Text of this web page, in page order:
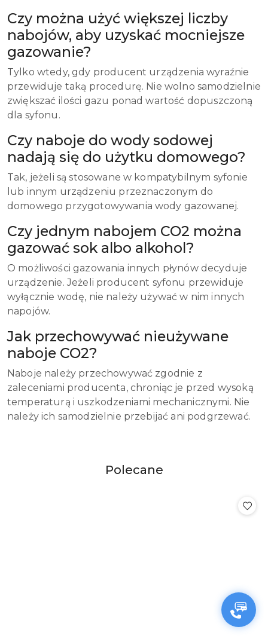
Czy można użyć większej liczby
nabojów, aby uzyskać mocniejsze
gazowanie?
Tylko wtedy, gdy producent urządzenia wyraźnie
przewiduje taką procedurę. Nie wolno samodzielnie
zwiększać ilości gazu ponad wartość dopuszczoną
dla syfonu.
Czy naboje do wody sodowej
nadają się do użytku domowego?
Tak, jeżeli są stosowane w kompatybilnym syfonie
lub innym urządzeniu przeznaczonym do
domowego przygotowywania wody gazowanej.
Czy jednym nabojem CO2 można
gazować sok albo alkohol?
O możliwości gazowania innych płynów decyduje
urządzenie. Jeżeli producent syfonu przewiduje
wyłącznie wodę, nie należy używać w nim innych
napojów.
Jak przechowywać nieużywane
naboje CO2?
Naboje należy przechowywać zgodnie z
zaleceniami producenta, chroniąc je przed wysoką
temperaturą i uszkodzeniami mechanicznymi. Nie
należy ich samodzielnie przebijać ani podgrzewać.
Pomiń karuzelę produktów
Produkty
Polecane